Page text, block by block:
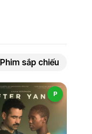
Phim sắp chiếu
P